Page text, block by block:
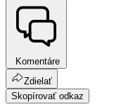
Komentáre
Zdielať
Skopírovať odkaz